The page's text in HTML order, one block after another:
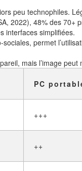
peu technophiles.
2022), 48% des 70+
interfaces simplifiées.
permet
mais l’image
PC
+++
++